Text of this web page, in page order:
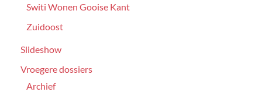
Switi Wonen Gooise Kant
Zuidoost
Slideshow
Vroegere dossiers
Archief